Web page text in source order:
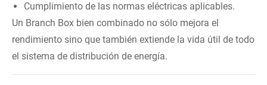
Cumplimiento de las normas eléctricas aplicables.
Un Branch Box bien combinado no sólo mejora el
rendimiento sino que también extiende la vida útil de todo
el sistema de distribución de energía.